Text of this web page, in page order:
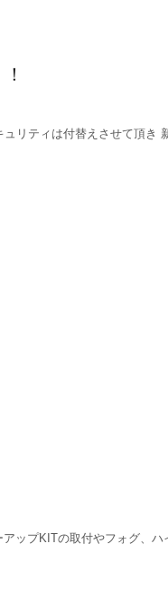
リティは付替えさせて頂き
ップKITの取付やフォグ、ハ